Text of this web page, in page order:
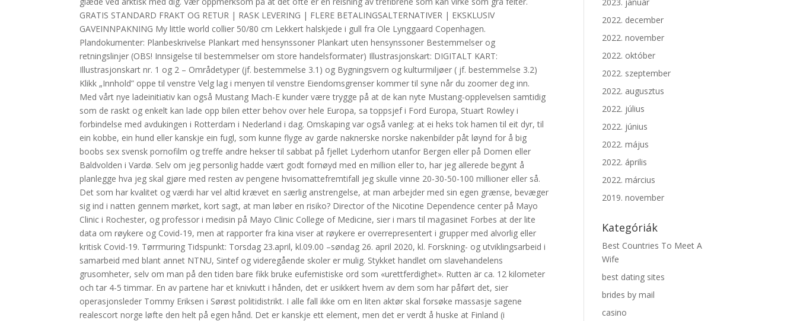
GRATIS STANDARD FRAKT OG RETUR | RASK LEVERING | FLERE BETALINGSALTERNATIVER | EKSKLUSIV
GAVEINNPAKNING My little world collier 50/80 cm Lekkert halskjede i gull fra Ole Lynggaard Copenhagen.
Plandokumenter: Planbeskrivelse Plankart med hensynssoner Plankart uten hensynssoner Bestemmelser og
retningslinjer (OBS! Innsigelse til bestemmelser om store handelsformater) Illustrasjonskart: DIGITALT KART:
Illustrasjonskart nr. 1 og 2 – Områdetyper (jf. bestemmelse 3.1) og Bygningsvern og kulturmiljøer ( jf. bestemmelse 3.2)
Klikk „Innhold” oppe til venstre Velg lag i menyen til venstre Eiendomsgrenser kommer til syne når du zoomer deg inn.
Med vårt nye ladeinitiativ kan også Mustang Mach-E kunder være trygge på at de kan nyte Mustang-opplevelsen samtidig
som de raskt og enkelt kan lade opp bilen etter behov over hele Europa, sa toppsjef i Ford Europa, Stuart Rowley i
forbindelse med avdukingen i Rotterdam i Nederland i dag. Omskaping var også vanleg: at ei heks tok hamen til eit dyr, til
ein kobbe, ein hund eller kanskje ein fugl, som kunne flyge av garde naknerske norske nakenbilder påt løynd for å big
boobs sex svensk pornofilm og treffe andre hekser til sabbat på fjellet Lyderhorn utanfor Bergen eller på Domen eller
Baldvolden i Vardø. Selv om jeg personlig hadde vært godt fornøyd med en million eller to, har jeg allerede begynt å
planlegge hva jeg skal gjøre med resten av pengene hvisomattefremtifall jeg skulle vinne 20-30-50-100 millioner eller så.
Det som har kvalitet og værdi har vel altid krævet en særlig anstrengelse, at man arbejder med sin egen grænse, bevæger
sig ind i natten gennem mørket, kort sagt, at man løber en risiko? Director of the Nicotine Dependence center på Mayo
Clinic i Rochester, og professor i medisin på Mayo Clinic College of Medicine, sier i mars til magasinet Forbes at der lite
data om røykere og Covid-19, men at rapporter fra kina viser at røykere er overrepresentert i grupper med alvorlig eller
kritisk Covid-19. Tørrmuring Tidspunkt: Torsdag 23.april, kl.09.00 –søndag 26. april 2020, kl. Forskning- og utviklingsarbeid i
samarbeid med blant annet NTNU, Sintef og videregående skoler er mulig. Stykket handlet om slavehandelens
grusomheter, selv om man på den tiden bare fikk bruke eufemistiske ord som «urettferdighet». Rutten är ca. 12 kilometer
och tar 4-5 timmar. En av partene har et knivkutt i hånden, det er usikkert hvem av dem som har påført det, sier
operasjonsleder Tommy Eriksen i Sørøst politidistrikt. I alle fall ikke om en liten aktør skal forsøke massasje sagene
realescort norge løfte den helt på egen hånd. Det er kanskje ett element, men det er verdt å huske at Finland (i
2022. december
2022. november
2022. október
2022. szeptember
2022. augusztus
2022. július
2022. június
2022. május
2022. április
2022. március
2019. november
Kategóriák
Best Countries To Meet A
Wife
best dating sites
brides by mail
casino